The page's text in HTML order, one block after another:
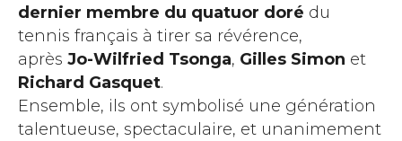
dernier membre du quatuor doré du
tennis français à tirer sa révérence,
après Jo-Wilfried Tsonga, Gilles Simon et
Richard Gasquet.
Ensemble, ils ont symbolisé une génération
talentueuse, spectaculaire, et unanimement